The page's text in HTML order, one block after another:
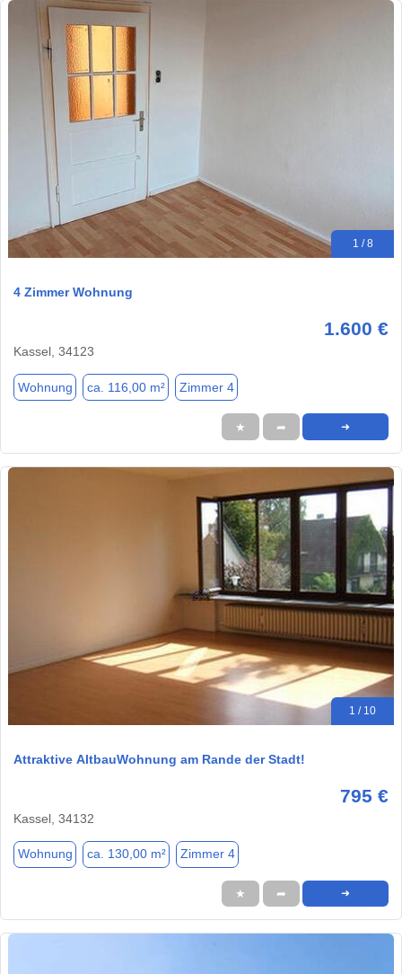
1 / 8
4 Zimmer Wohnung
1.600 €
Kassel, 34123
Wohnung ca. 116,00 m² Zimmer 4
★ ➦ ➜
1 / 10
Attraktive AltbauWohnung am Rande der Stadt!
795 €
Kassel, 34132
Wohnung ca. 130,00 m² Zimmer 4
★ ➦ ➜